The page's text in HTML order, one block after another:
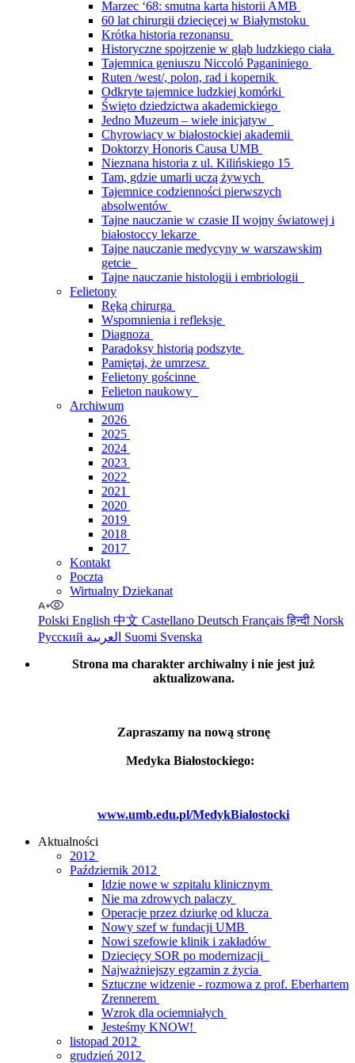
Marzec ‘68: smutna karta historii AMB
60 lat chirurgii dziecięcej w Białymstoku
Krótka historia rezonansu
Historyczne spojrzenie w głąb ludzkiego ciała
Tajemnica geniuszu Niccoló Paganiniego
Ruten /west/, polon, rad i kopernik
Odkryte tajemnice ludzkiej komórki
Święto dziedzictwa akademickiego
Jedno Muzeum – wiele inicjatyw
Chyrowiacy w białostockiej akademii
Doktorzy Honoris Causa UMB
Nieznana historia z ul. Kilińskiego 15
Tam, gdzie umarli uczą żywych
Tajemnice codzienności pierwszych
absolwentów
Tajne nauczanie w czasie II wojny światowej i
białostoccy lekarze
Tajne nauczanie medycyny w warszawskim
getcie
Tajne nauczanie histologii i embriologii
Felietony
Ręką chirurga
Wspomnienia i refleksje
Diagnoza
Paradoksy historią podszyte
Pamiętaj, że umrzesz
Felietony gościnne
Felieton naukowy
Archiwum
2026
2025
2024
2023
2022
2021
2020
2019
2018
2017
Kontakt
Poczta
Wirtualny Dziekanat
Polski English 中文 Castellano Deutsch Françaisहिन्दी Norsk
Русский
Suomi Svenska
Strona ma charakter archiwalny i nie jest już
aktualizowana.
Zapraszamy na nową stronę
Medyka Białostockiego:
www.umb.edu.pl/MedykBialostocki
Aktualności
2012
Październik 2012
Idzie nowe w szpitalu klinicznym
Nie ma zdrowych palaczy
Operacje przez dziurkę od klucza
Nowy szef w fundacji UMB
Nowi szefowie klinik i zakładów
Dziecięcy SOR po modernizacji
Najważniejszy egzamin z życia
Sztuczne widzenie - rozmowa z prof. Eberhartem
Zrennerem
Wzrok dla ociemniałych
Jesteśmy KNOW!
listopad 2012
grudzień 2012